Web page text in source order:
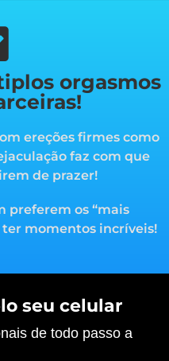
orgasmos
ereções firmes como
faz com que
de prazer!
preferem os “mais
momentos incríveis!
seu celular
de todo passo a